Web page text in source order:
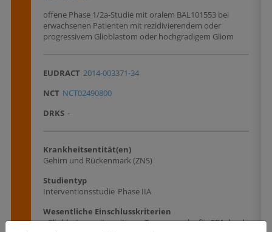
offene Phase 1/2a-Studie mit oralem BAL101553 bei
erwachsenen Patienten mit rezidivierendem oder
progressivem Glioblastom oder hochgradigem Gliom
EUDRACT 2014-003371-34
NCT NCT02490800
DRKS -
Krankheitsentität(en)
Gehirn und Rückenmark (ZNS)
Studientyp
Interventionsstudie Phase IIA
Wesentliche Einschlusskriterien
- Glioblastom mit positivem Tumorgewebe für EB1 durch